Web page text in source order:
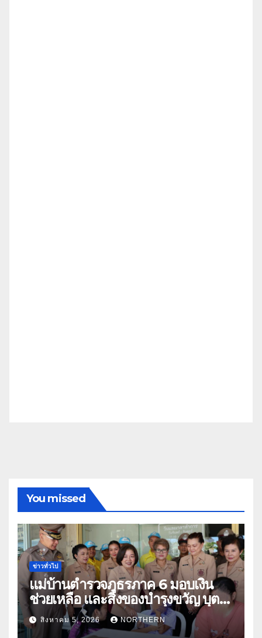
You missed
ข่าวทั่วไป
แม่บ้านตำรวจภูธรภาค 6 มอบเงิน
ช่วยเหลือ และสิ่งของบำรุงขวัญ บุตร-
ธิดา ข้าราชการตำรวจจังหวัด
อุทัยธานี
สิงหาคม 5, 2026 NORTHERN